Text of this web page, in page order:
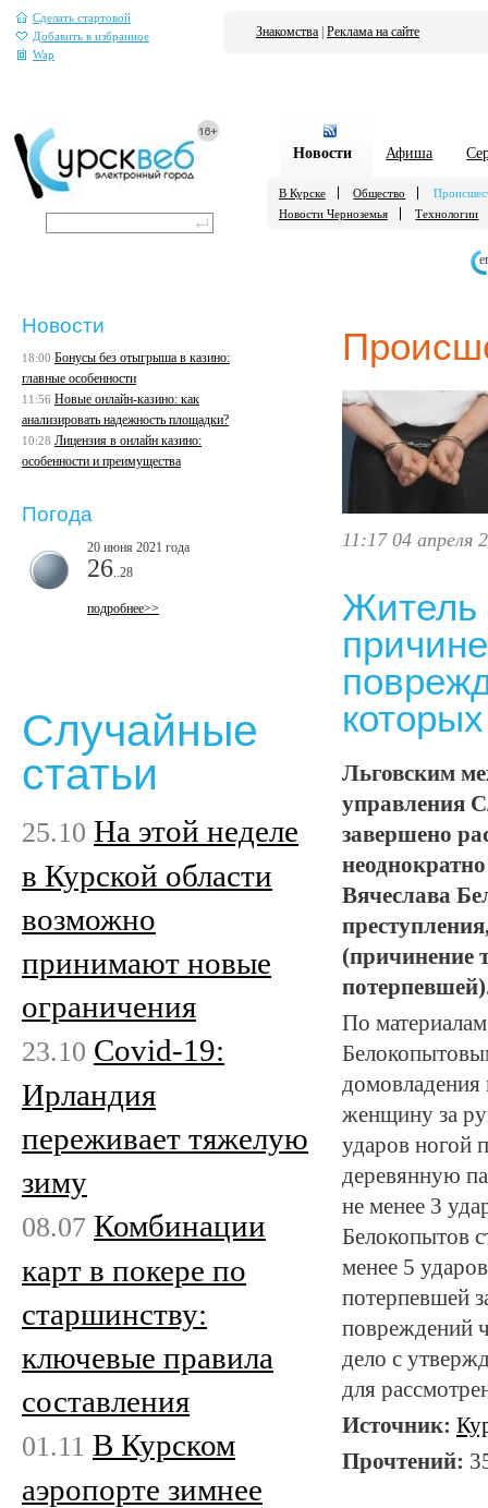
Сделать стартовой
Добавить в избранное
Wap
Знакомства Реклама на сайте
Новости Афиша
В Курске Общество
Новости Черноземья
Технологии
11:17 04 апреля
Житель
Льговским
управления
завершено
Вячеслава
(причинение
По
женщину за
ударов ногой
деревянную
не менее 3
Белокопытов
менее 5
потерпевшей
повреждений
дело с
для
Источник:
Прочтений:
Новости
18:00 Бонусы без отыгрыша в казино:
главные особенности
11:56 Новые онлайн-казино: как
анализировать надежность площадки?
10:28 Лицензия в онлайн казино:
особенности и преимущества
Погода
20 июня 2021 года
26 ..28
подробнее>>
Случайные
статьи
25.10 На этой неделе
в Курской области
возможно
принимают новые
ограничения
23.10 Covid-19:
Ирландия
переживает тяжелую
зиму
08.07 Комбинации
карт в покере по
старшинству:
ключевые правила
составления
01.11 В Курском
аэропорте зимнее